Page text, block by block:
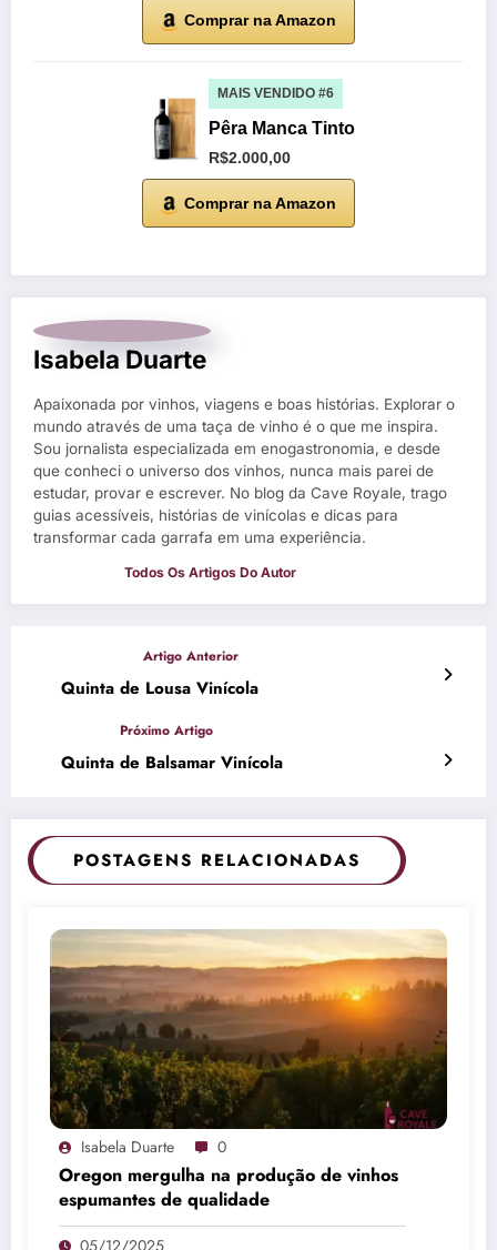
Comprar na Amazon
MAIS VENDIDO #6
Pêra Manca Tinto
R$2.000,00
Comprar na Amazon
Isabela Duarte
Apaixonada por vinhos, viagens e boas histórias. Explorar o
mundo através de uma taça de vinho é o que me inspira.
Sou jornalista especializada em enogastronomia, e desde
que conheci o universo dos vinhos, nunca mais parei de
estudar, provar e escrever. No blog da Cave Royale, trago
guias acessíveis, histórias de vinícolas e dicas para
transformar cada garrafa em uma experiência.
Quinta de Lousa Vinícola
Quinta de Balsamar Vinícola
POSTAGENS RELACIONADAS
Isabela Duarte 0
Oregon mergulha na produção de vinhos
espumantes de qualidade